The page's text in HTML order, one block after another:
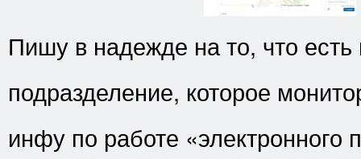
Пишу в надежде на то, что есть
подразделение, которое
инфу по работе «электронного